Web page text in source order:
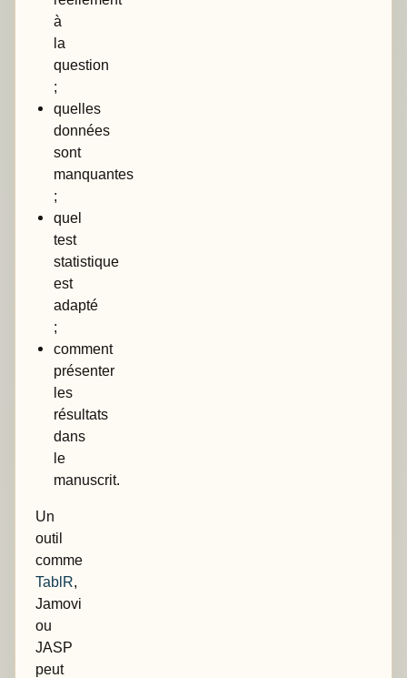
à
la
question
;
quelles
données
sont
manquantes
;
quel
test
statistique
est
adapté
;
comment
présenter
les
résultats
dans
le
manuscrit.
Un
outil
comme
TablR,
Jamovi
ou
JASP
peut